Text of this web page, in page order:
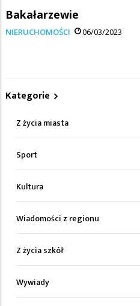
Bakałarzewie
NIERUCHOMOŚCI 06/03/2023
Kategorie
Z życia miasta
Sport
Kultura
Wiadomości z regionu
Z życia szkół
Wywiady